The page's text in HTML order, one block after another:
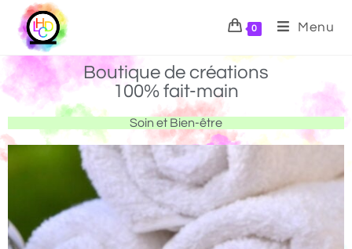
0 Menu
Boutique de créations
100% fait-main
Soin et Bien-être